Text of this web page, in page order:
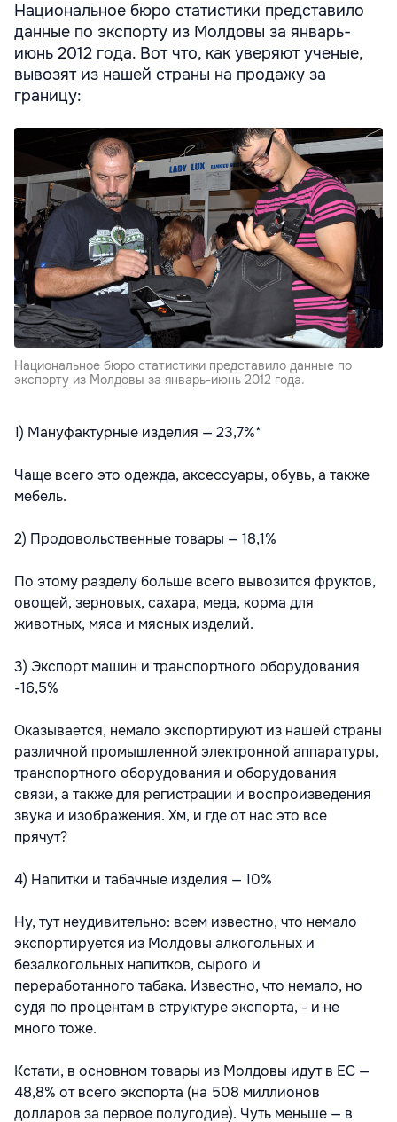
Национальное бюро статистики представило
данные по экспорту из Молдовы за январь-
июнь 2012 года. Вот что, как уверяют ученые,
вывозят из нашей страны на продажу за
границу:
Национальное бюро статистики представило данные по
экспорту из Молдовы за январь-июнь 2012 года.
1) Мануфактурные изделия — 23,7%*
Чаще всего это одежда, аксессуары, обувь, а также
мебель.
2) Продовольственные товары — 18,1%
По этому разделу больше всего вывозится фруктов,
овощей, зерновых, сахара, меда, корма для
животных, мяса и мясных изделий.
3) Экспорт машин и транспортного оборудования
-16,5%
Оказывается, немало экспортируют из нашей страны
различной промышленной электронной аппаратуры,
транспортного оборудования и оборудования
связи, а также для регистрации и воспроизведения
звука и изображения. Хм, и где от нас это все
прячут?
4) Напитки и табачные изделия — 10%
Ну, тут неудивительно: всем известно, что немало
экспортируется из Молдовы алкогольных и
безалкогольных напитков, сырого и
переработанного табака. Известно, что немало, но
судя по процентам в структуре экспорта, - и не
много тоже.
Кстати, в основном товары из Молдовы идут в ЕС —
48,8% от всего экспорта (на 508 миллионов
долларов за первое полугодие). Чуть меньше — в